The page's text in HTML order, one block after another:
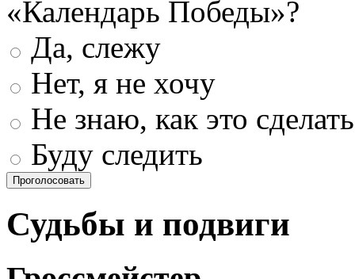
«Календарь Победы»?
Да, слежу
Нет, я не хочу
Не знаю, как это сделать
Буду следить
Проголосовать
Судьбы и подвиги